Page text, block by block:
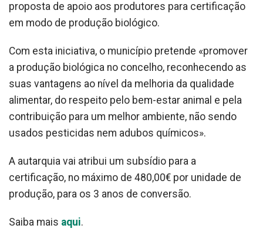
proposta de apoio aos produtores para certificação
em modo de produção biológico.
Com esta iniciativa, o município pretende «promover
a produção biológica no concelho, reconhecendo as
suas vantagens ao nível da melhoria da qualidade
alimentar, do respeito pelo bem-estar animal e pela
contribuição para um melhor ambiente, não sendo
usados pesticidas nem adubos químicos».
A autarquia vai atribui um subsídio para a
certificação, no máximo de 480,00€ por unidade de
produção, para os 3 anos de conversão.
Saiba mais aqui.